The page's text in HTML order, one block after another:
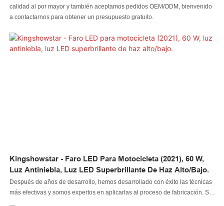
calidad al por mayor y también aceptamos pedidos OEM/ODM, bienvenido
a contactarnos para obtener un presupuesto gratuito.
Kingshowstar - Faro LED Para Motocicleta (2021), 60 W,
Luz Antiniebla, Luz LED Superbrillante De Haz Alto/bajo.
Después de años de desarrollo, hemos desarrollado con éxito las técnicas
más efectivas y somos expertos en aplicarlas al proceso de fabricación. Sus